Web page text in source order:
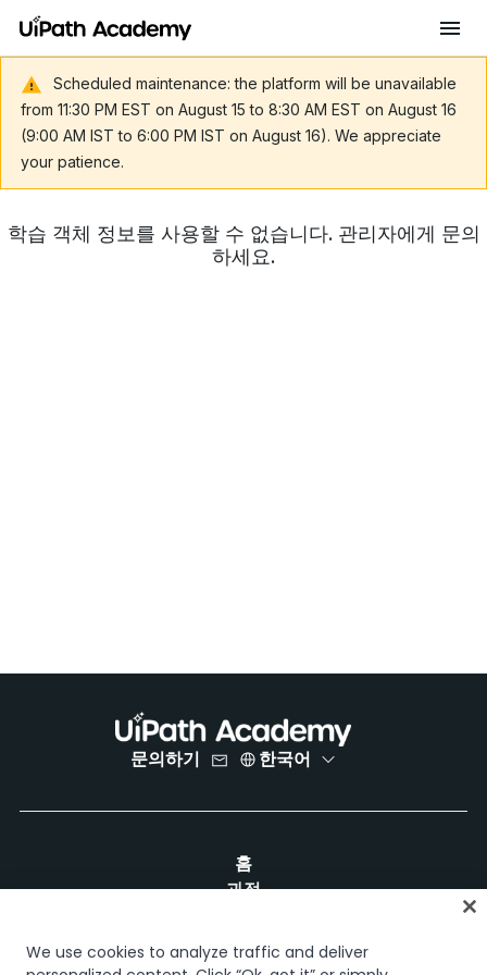
Scheduled maintenance: the platform will be unavailable
from 11:30 PM EST on August 15 to 8:30 AM EST on August 16
(9:00 AM IST to 6:00 PM IST on August 16). We appreciate
your patience.
학습 객체 정보를 사용할 수 없습니다. 관리자에게 문의
하세요.
문의하기 한국어
홈
과정
경력 경로
인증
We use cookies to analyze traffic and deliver